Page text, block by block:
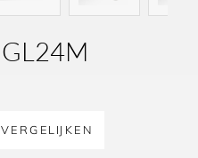
VERGELIJKEN